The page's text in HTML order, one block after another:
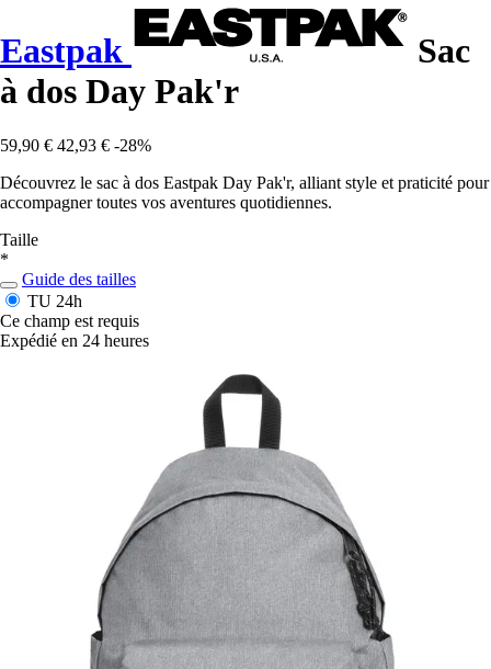
Eastpak
Sac
à dos Day Pak'r
59,90 € 42,93 € -28%
Découvrez le sac à dos Eastpak Day Pak'r, alliant style et praticité pour
accompagner toutes vos aventures quotidiennes.
Taille
*
Guide des tailles
TU 24h
Ce champ est requis
Expédié en 24 heures